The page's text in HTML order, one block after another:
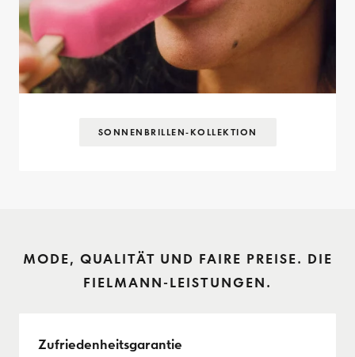
SONNENBRILLEN-KOLLEKTION
MODE, QUALITÄT UND FAIRE PREISE. DIE
FIELMANN-LEISTUNGEN.
Zufriedenheits­garantie